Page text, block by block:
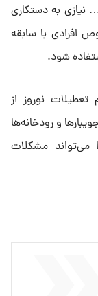
نیازی به دستکاری
افرادی با سابقه
شود.
نوروز از
و رودخانه‌ها
می‌تواند مشکلات